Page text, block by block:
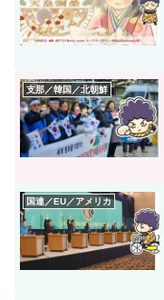
支那／韓国／北朝鮮
国連／EU／アメリカ